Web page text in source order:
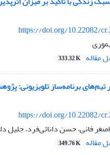
https://doi.org/10.22082/
مقاله 333.32 K
برنامه‌ساز تلویزیونی:
https://doi.org/10.22082/
فانی، حسن دانائی‌فرد، جلیل
مقاله 349.76 K